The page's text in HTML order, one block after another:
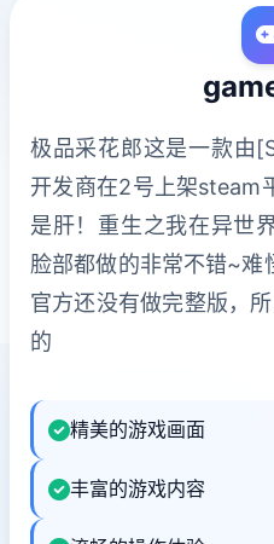
极品采花郎这是一款由
开发商在2号上架steam
是肝！重生之我在异世
脸部都做的非常不错~难
官方还没有做完整版，
的
精美的游戏画面
丰富的游戏内容